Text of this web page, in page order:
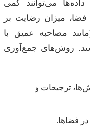
می‌توانند کمی
فضا، میزان رضایت بر
مصاحبه عمیق با
روش‌های جمع‌آوری
ترجیحات و
در فضاها.